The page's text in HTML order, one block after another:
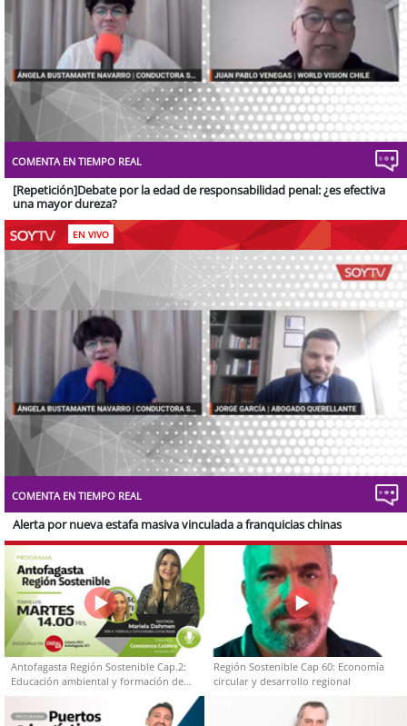
Type
COMENTA EN TIEMPO REAL
[Repetición]Debate por la edad de responsabilidad penal: ¿es efectiva
una mayor dureza?
EN VIVO
COMENTA EN TIEMPO REAL
Alerta por nueva estafa masiva vinculada a franquicias chinas
Antofagasta Región Sostenible Cap.2:
Educación ambiental y formación de
capacidades técnicas
Región Sostenible Cap 60: Economía
circular y desarrollo regional